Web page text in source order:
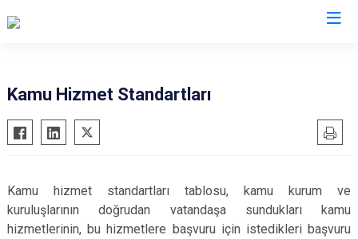
Ahırlı
Akören
Altınekin
Beyşehir
Güneysınır
Hadim
Selçuklu
Seydişehir
Kamu Hizmet Standartları
Kamu hizmet standartları tablosu, kamu kurum ve
kuruluşlarının doğrudan vatandaşa sundukları kamu
hizmetlerinin, bu hizmetlere başvuru için istedikleri başvuru